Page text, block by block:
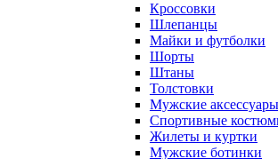
Кроссовки
Шлепанцы
Майки и футболки
Шорты
Штаны
Толстовки
Мужские аксессуары
Спортивные
Жилеты и куртки
Мужские ботинки